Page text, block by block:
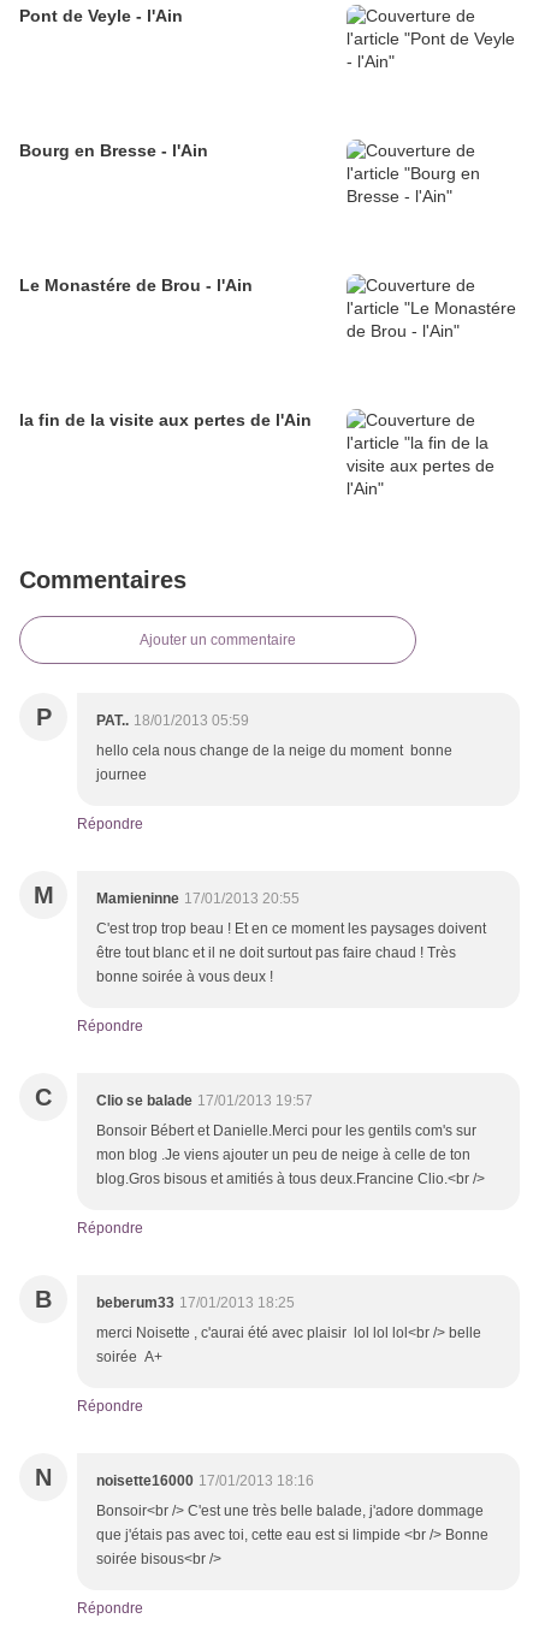
Pont de Veyle - l'Ain
Bourg en Bresse - l'Ain
Le Monastére de Brou - l'Ain
la fin de la visite aux pertes de l'Ain
Commentaires
Ajouter un commentaire
P PAT.. 18/01/2013 05:59
hello cela nous change de la neige du moment bonne
journee
Répondre
M Mamieninne 17/01/2013 20:55
C'est trop trop beau ! Et en ce moment les paysages doivent
être tout blanc et il ne doit surtout pas faire chaud ! Très
bonne soirée à vous deux !
Répondre
C Clio se balade 17/01/2013 19:57
Bonsoir Bébert et Danielle.Merci pour les gentils com's sur
mon blog .Je viens ajouter un peu de neige à celle de ton
blog.Gros bisous et amitiés à tous deux.Francine Clio.<br />
Répondre
B beberum33 17/01/2013 18:25
merci Noisette , c'aurai été avec plaisir lol lol lol<br /> belle
soirée A+
Répondre
N noisette16000 17/01/2013 18:16
Bonsoir<br /> C'est une très belle balade, j'adore dommage
que j'étais pas avec toi, cette eau est si limpide <br /> Bonne
soirée bisous<br />
Répondre